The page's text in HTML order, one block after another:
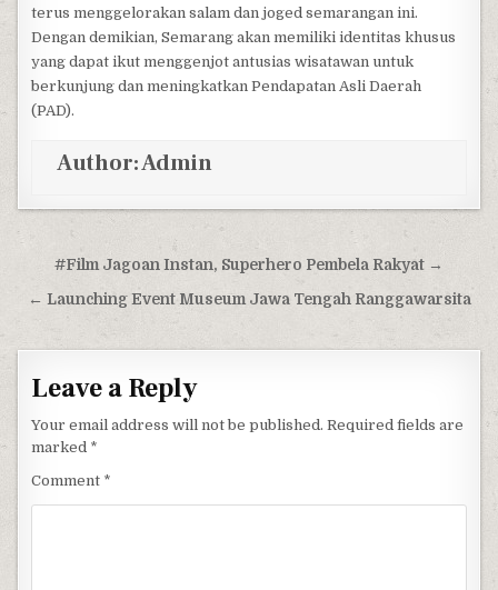
terus menggelorakan salam dan joged semarangan ini.
Dengan demikian, Semarang akan memiliki identitas khusus
yang dapat ikut menggenjot antusias wisatawan untuk
berkunjung dan meningkatkan Pendapatan Asli Daerah
(PAD).
Author:Admin
Post navigation
#Film Jagoan Instan, Superhero Pembela Rakyat →
← Launching Event Museum Jawa Tengah Ranggawarsita
Leave a Reply
Your email address will not be published. Required fields are
marked *
Comment *